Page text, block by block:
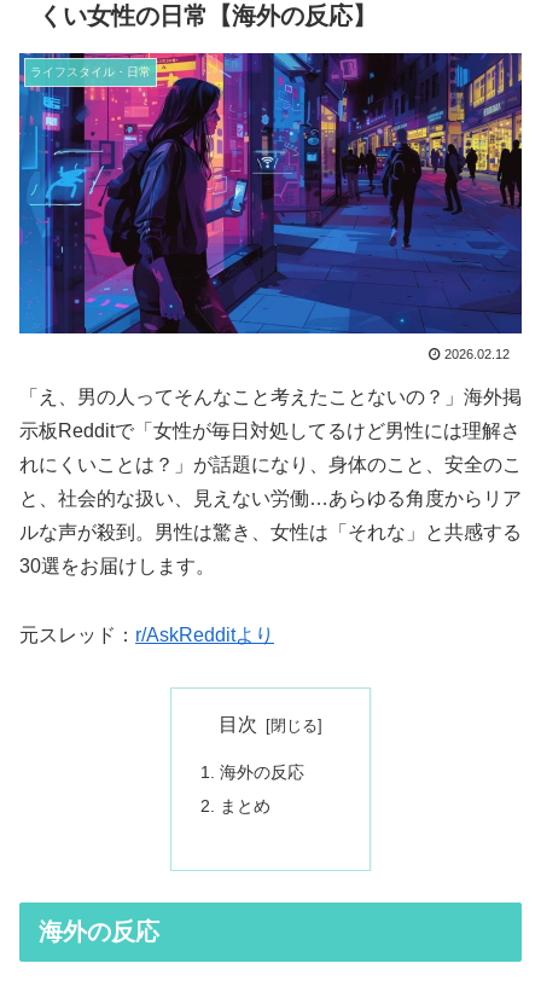
くい女性の日常【海外の反応】
ライフスタイル・日常
2026.02.12
「え、男の人ってそんなこと考えたことないの？」海外掲
示板Redditで「女性が毎日対処してるけど男性には理解さ
れにくいことは？」が話題になり、身体のこと、安全のこ
と、社会的な扱い、見えない労働…あらゆる角度からリア
ルな声が殺到。男性は驚き、女性は「それな」と共感する
30選をお届けします。
元スレッド： r/AskRedditより
目次
海外の反応
まとめ
海外の反応